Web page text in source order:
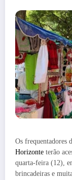
Os frequentadores
Horizonte terão
quarta-feira (12),
brincadeiras e